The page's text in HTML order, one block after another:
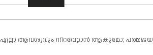
എല്ലാ ആവശ്യവും നിറവേറ്റാൻ ആകുമോ;